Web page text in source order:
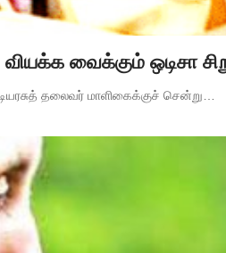
வியக்க வைக்கும் ஒடிசா
தலைவர் மாளிகைக்குச் சென்று…